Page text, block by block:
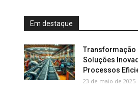
Em destaque
Transformação
Soluções
Processos
23 de maio de 2025